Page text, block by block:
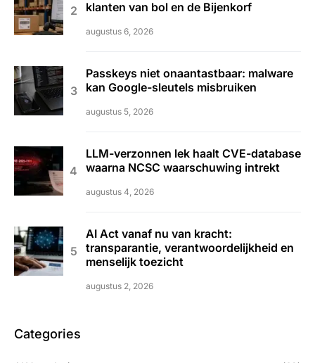
klanten van bol en de Bijenkorf
augustus 6, 2026
Passkeys niet onaantastbaar: malware
kan Google-sleutels misbruiken
augustus 5, 2026
LLM-verzonnen lek haalt CVE-database
waarna NCSC waarschuwing intrekt
augustus 4, 2026
AI Act vanaf nu van kracht:
transparantie, verantwoordelijkheid en
menselijk toezicht
augustus 2, 2026
Categories